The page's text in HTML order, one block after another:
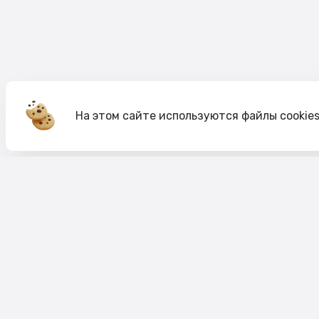
На этом сайте используются файлы cookies